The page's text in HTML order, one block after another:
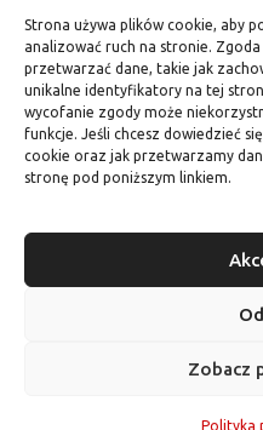
Strona używa plików cookie, aby
analizować ruch na stronie.
przetwarzać dane, takie jak
unikalne identyfikatory na tej
wycofanie zgody może
funkcje. Jeśli chcesz dowiedzieć
cookie oraz jak przetwarzamy
stronę pod poniższym linkiem.
Zobacz
Polityka
kontakt@pozitive.pl
Adres Biura
ul. Dworcowa 7 / lok. 318
62-020 Swarzędz
Copyright
Tworzenie stron www.